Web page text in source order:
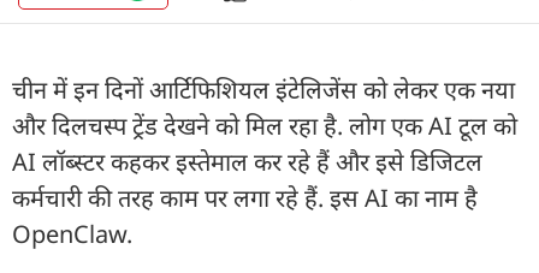
चीन में इन दिनों आर्टिफिशियल इंटेलिजेंस को लेकर एक नया
और दिलचस्प ट्रेंड देखने को मिल रहा है. लोग एक AI टूल को
AI लॉब्स्टर कहकर इस्तेमाल कर रहे हैं और इसे डिजिटल
कर्मचारी की तरह काम पर लगा रहे हैं. इस AI का नाम है
OpenClaw.